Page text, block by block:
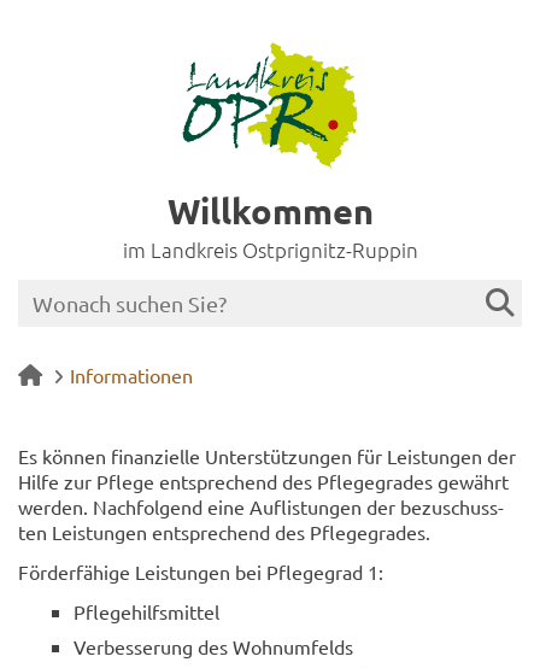
Willkommen
im Landkreis Ostprignitz-Ruppin
Informationen
Es kön­nen fi­nan­zi­el­le Un­ter­stüt­zun­gen für Leis­tun­gen der
Hilfe zur Pfle­ge ent­spre­chend des Pfle­ge­gra­des ge­währt
wer­den. Nach­fol­gend eine Auf­lis­tun­gen der be­zu­schuss­
ten Leis­tun­gen ent­spre­chend des Pfle­ge­gra­des.
För­der­fä­hi­ge Leis­tun­gen bei Pfle­ge­grad 1:
Pfle­ge­hilfs­mit­tel
Ver­bes­se­rung des Wohn­um­felds